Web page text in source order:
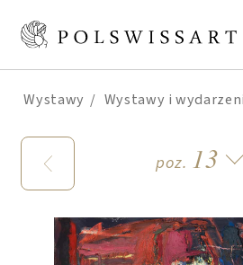
Wystawy Wystawy i
poz. 13